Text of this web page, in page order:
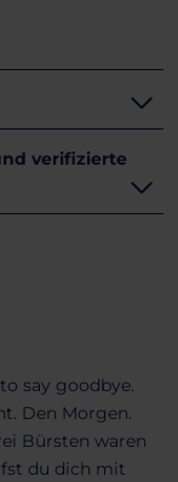
say goodbye.
Den Morgen.
Bürsten waren
du dich mit